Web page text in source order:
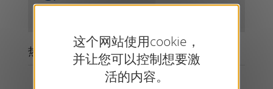
热门资源
KNX Specifications
这个网站使用cookie，
并让您可以控制想要激
活的内容。